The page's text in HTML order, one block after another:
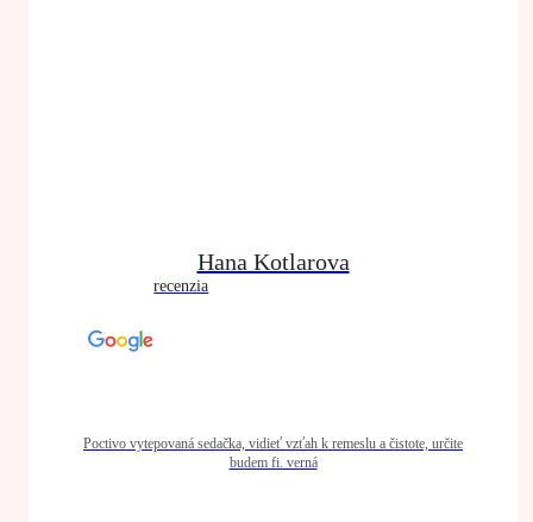
Hana Kotlarova
recenzia
Poctivo vytepovaná sedačka, vidieť vzťah k remeslu a čistote, určite
budem fi. verná